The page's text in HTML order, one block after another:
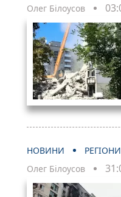
Олег Білоусов
НОВИНИ
РЕГІОНИ
Олег Білоусов